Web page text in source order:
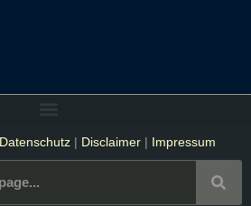
Datenschutz| Disclaimer| Impressum